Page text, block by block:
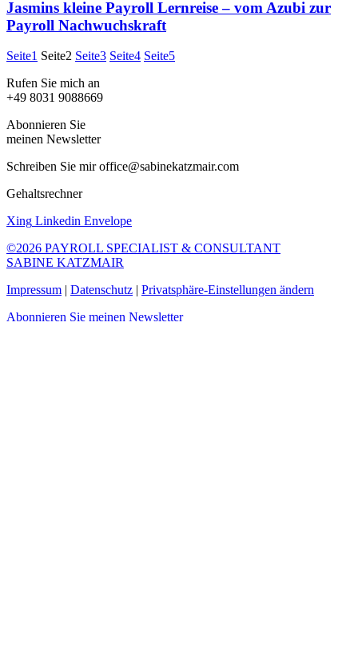
Jasmins kleine Payroll Lernreise – vom Azubi zur
Payroll Nachwuchskraft
Seite1 Seite2 Seite3 Seite4 Seite5
Rufen Sie mich an
+49 8031 9088669
Abonnieren Sie
meinen Newsletter
Schreiben Sie mir office@sabinekatzmair.com
Gehaltsrechner
Xing Linkedin Envelope
©2026 PAYROLL SPECIALIST & CONSULTANT
SABINE KATZMAIR
Impressum | Datenschutz | Privatsphäre-Einstellungen ändern
Abonnieren Sie meinen Newsletter